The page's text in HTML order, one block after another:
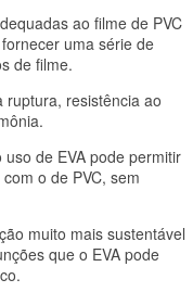
ao filme de PVC
uma série de
de filme.
ruptura, resistência ao
de EVA pode permitir
o de PVC, sem
muito mais sustentável
que o EVA pode